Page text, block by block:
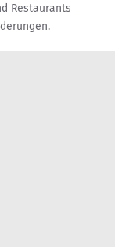
Restaurants